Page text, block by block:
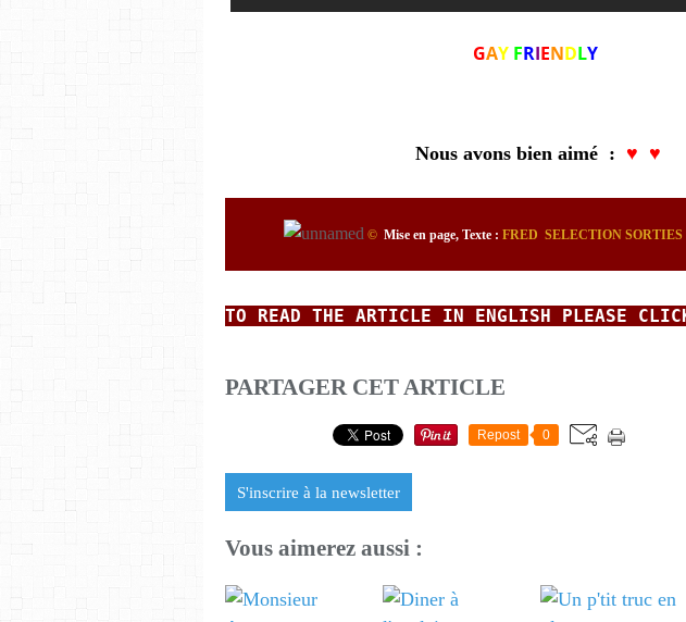
GAY FRIENDLY
Nous avons bien aimé : ♥ ♥
© Mise en page, Texte : FRED SELECTION
TO READ THE ARTICLE IN ENGLISH PLEASE
PARTAGER CET ARTICLE
Repost 0
S'inscrire à la newsletter
Vous aimerez aussi :